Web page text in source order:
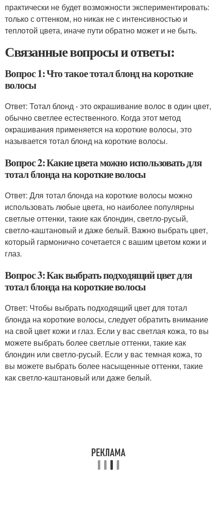
практически не будет возможности экспериментировать:
только с оттенком, но никак не с интенсивностью и
теплотой цвета, иначе пути обратно может и не быть.
Связанные вопросы и ответы:
Вопрос 1: Что такое тотал блонд на короткие
волосы
Ответ: Тотал блонд - это окрашивание волос в один цвет,
обычно светлее естественного. Когда этот метод
окрашивания применяется на короткие волосы, это
называется тотал блонд на короткие волосы.
Вопрос 2: Какие цвета можно использовать для
тотал блонда на короткие волосы
Ответ: Для тотал блонда на короткие волосы можно
использовать любые цвета, но наиболее популярны
светлые оттенки, такие как блондин, светло-русый,
светло-каштановый и даже белый. Важно выбрать цвет,
который гармонично сочетается с вашим цветом кожи и
глаз.
Вопрос 3: Как выбрать подходящий цвет для
тотал блонда на короткие волосы
Ответ: Чтобы выбрать подходящий цвет для тотал
блонда на короткие волосы, следует обратить внимание
на свой цвет кожи и глаз. Если у вас светлая кожа, то вы
можете выбрать более светлые оттенки, такие как
блондин или светло-русый. Если у вас темная кожа, то
вы можете выбрать более насыщенные оттенки, такие
как светло-каштановый или даже белый.